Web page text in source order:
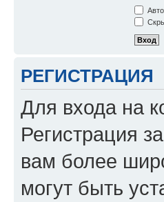
РЕГИСТРАЦИЯ
Для входа на
Регистрация
вам более
могут быть